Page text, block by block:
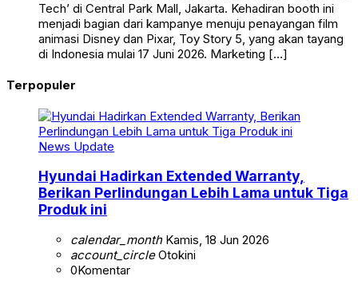
Tech’ di Central Park Mall, Jakarta. Kehadiran booth ini
menjadi bagian dari kampanye menuju penayangan film
animasi Disney dan Pixar, Toy Story 5, yang akan tayang
di Indonesia mulai 17 Juni 2026. Marketing […]
Terpopuler
News Update
Hyundai Hadirkan Extended Warranty,
Berikan Perlindungan Lebih Lama untuk Tiga
Produk ini
calendar_monthKamis, 18 Jun 2026
account_circleOtokini
0Komentar